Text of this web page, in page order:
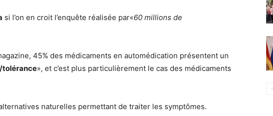
si l’on en croit l’enquête réalisée par«60 millions de
45% des médicaments en automédication présentent un
tolérance», et c’est plus particulièrement le cas des médicaments
naturelles permettant de traiter les symptômes.